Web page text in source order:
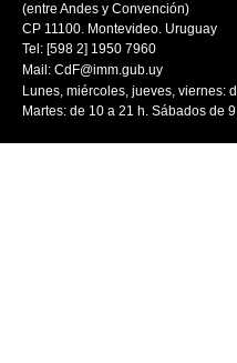
(entre Andes y Convención)
CP 11100. Montevideo. Uruguay
Tel: [598 2] 1950 7960
Mail: CdF@imm.gub.uy
Lunes, miércoles, jueves, viernes:
Martes: de 10 a 21 h. Sábados de